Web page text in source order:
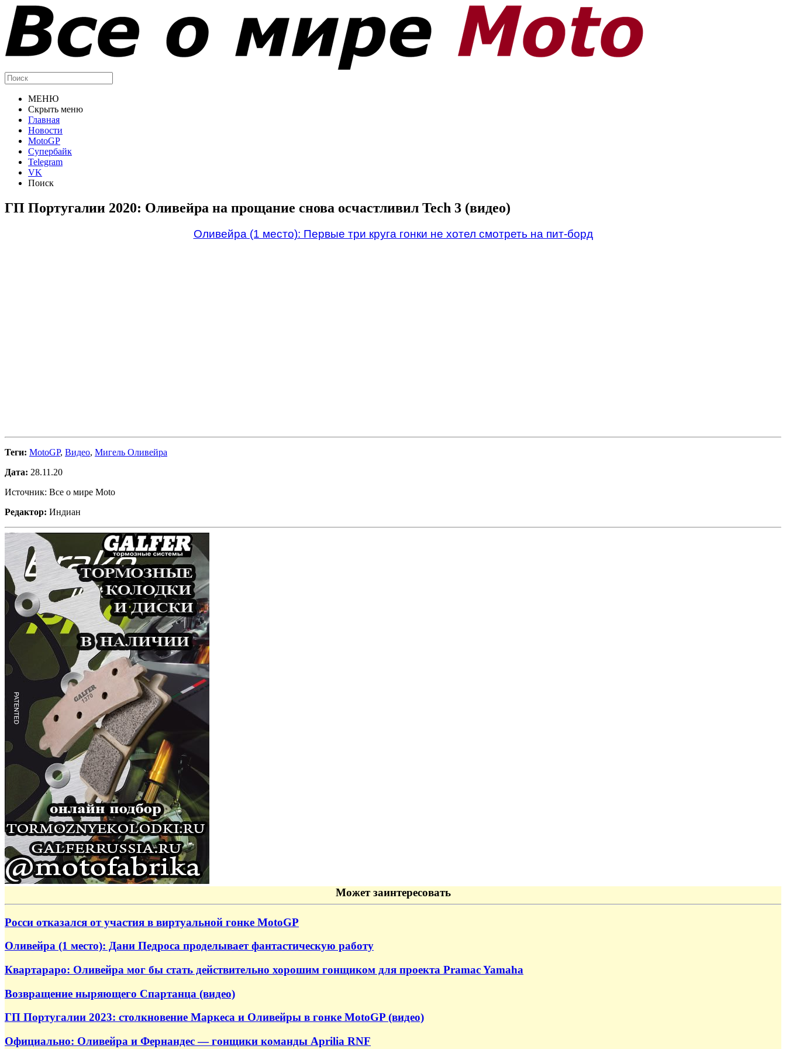
МЕНЮ
Скрыть меню
Главная
Новости
MotoGP
Супербайк
Telegram
VK
Поиск
ГП Португалии 2020: Оливейра на прощание снова осчастливил Tech 3 (видео)
Оливейра (1 место): Первые три круга гонки не хотел смотреть на пит-борд
Теги: MotoGP, Видео, Мигель Оливейра
Дата: 28.11.20
Источник: Все о мире Moto
Редактор: Индиан
Может заинтересовать
Росси отказался от участия в виртуальной гонке MotoGP
Оливейра (1 место): Дани Педроса проделывает фантастическую работу
Квартараро: Оливейра мог бы стать действительно хорошим гонщиком для проекта Pramac Yamaha
Возвращение ныряющего Спартанца (видео)
ГП Португалии 2023: столкновение Маркеса и Оливейры в гонке MotoGP (видео)
Официально: Оливейра и Фернандес — гонщики команды Aprilia RNF